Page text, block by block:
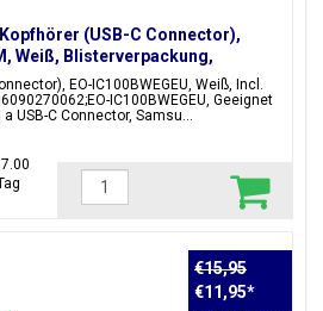
(USB-C Connector),
Weiß, Blisterverpackung,
EO-IC100BWEGEU, Weiß, Incl.
IC100BWEGEU, Geeignet
USB-C Connector, Samsu...
€15,95
€11,95*